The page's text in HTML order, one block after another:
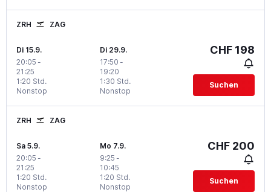
ZRH ZAG
Di 15.9.
20:05 -
21:25
Nonstop
1:20 Std.
Di 29.9.
17:50 -
19:20
Nonstop
1:30 Std.
CHF 198
Suchen
ZRH ZAG
Sa 5.9.
20:05 -
21:25
Nonstop
1:20 Std.
Mo 7.9.
9:25 -
10:45
Nonstop
1:20 Std.
CHF 200
Suchen